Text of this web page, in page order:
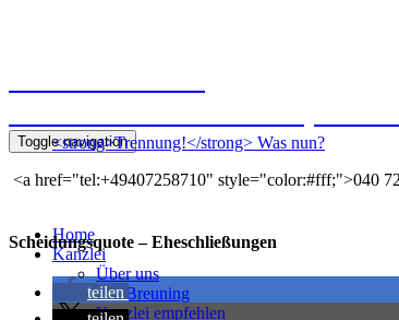
Toggle navigation
Home
Kanzlei
Über uns
Kai Breuning
Kanzlei empfehlen
<strong>Trennung!</strong> Was nun?
<a href="tel:+49407258710" style="color:#fff;">040
Scheidungsquote – Eheschließungen
teilen